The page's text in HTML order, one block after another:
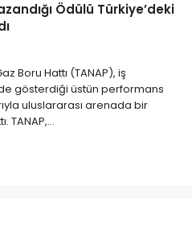
Ödülü Türkiye’deki
Boru Hattı (TANAP), iş
gösterdiği üstün performans
uluslararası arenada bir
TANAP,…